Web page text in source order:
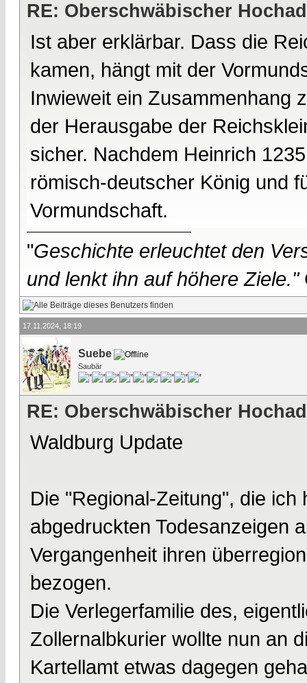
RE: Oberschwäbischer
Ist aber erklärbar. Dass die
kamen, hängt mit der
Inwieweit ein Zusammenhang
der Herausgabe der
sicher. Nachdem Heinrich
römisch-deutscher König und
Vormundschaft.
"Geschichte erleuchtet den
und lenkt ihn auf höhere Ziele."
17.11.2024, 18:19
Suebe
Saubär
RE: Oberschwäbischer
Waldburg Update
Die "Regional-Zeitung", die
abgedruckten Todesanzeigen
Vergangenheit ihren
bezogen.
Die Verlegerfamilie des,
Zollernalbkurier wollte nun an
Kartellamt etwas dagegen